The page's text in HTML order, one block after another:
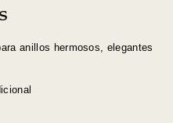
anillos hermosos, elegantes